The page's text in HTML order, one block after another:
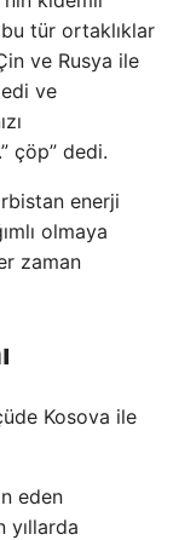
bu tür ortaklıklar
ve Rusya ile
ve
çöp” dedi.
enerji
olmaya
zaman
Kosova ile
eden
yıllarda